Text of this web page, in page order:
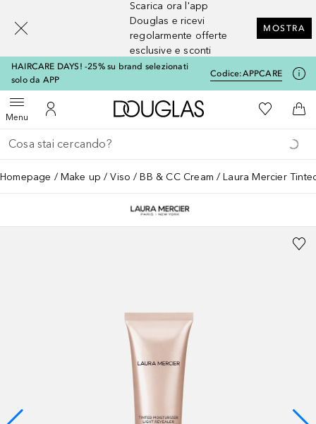
Scarica ora l'app
Douglas e ricevi
regolarmente offerte
esclusive e sconti
MOSTRA
HAIRCARE DAYS! -25% su brand selezionati
solo da APP
Codice:APPCARE
MenuApri menuAl Mio Account
A Douglas HomeAlla Mia
Al
Torna indietro
Esegui ricerca
Homepage Make up Viso BB & CC Cream Laura Mercier
[navigation.slideout.screenreader]